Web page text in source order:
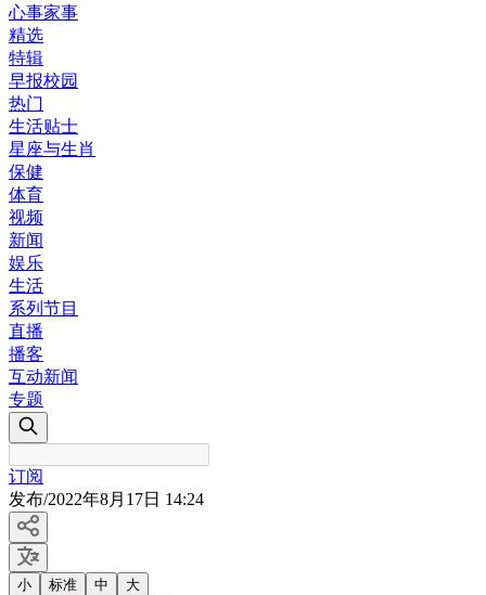
心事家事
精选
特辑
早报校园
热门
生活贴士
星座与生肖
保健
体育
视频
新闻
娱乐
生活
系列节目
直播
播客
互动新闻
专题
订阅
发布/2022年8月17日 14:24
小 标准 中 大